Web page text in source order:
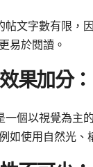
帖文字數有限，
易於閱讀。
果加分：
一個以視覺為主
如使用自然光、